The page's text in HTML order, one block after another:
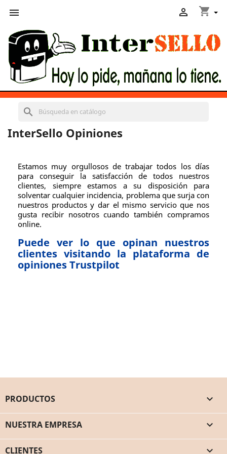
 shopping_cart

search
InterSello Opiniones
Estamos muy orgullosos de trabajar todos los días
para conseguir la satisfacción de todos nuestros
clientes, siempre estamos a su disposición para
solventar cualquier incidencia, problema que surja con
nuestros productos y dar el mismo servicio que nos
gusta recibir nosotros cuando también compramos
online.
Puede ver lo que opinan nuestros
clientes visitando la plataforma de
opiniones Trustpilot
PRODUCTOS 
NUESTRA EMPRESA 
CLIENTES 